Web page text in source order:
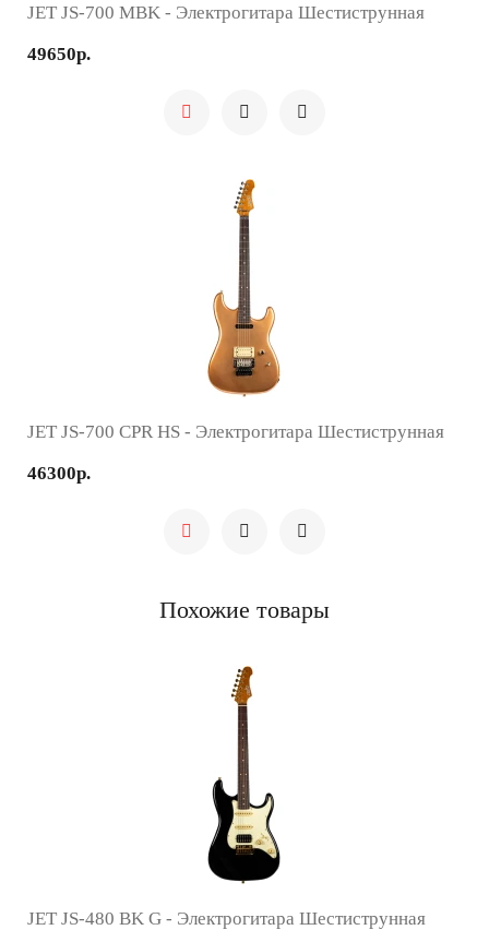
JET JS-700 MBK - Электрогитара Шестиструнная
49650р.
JET JS-700 CPR HS - Электрогитара Шестиструнная
46300р.
Похожие товары
JET JS-480 BK G - Электрогитара Шестиструнная